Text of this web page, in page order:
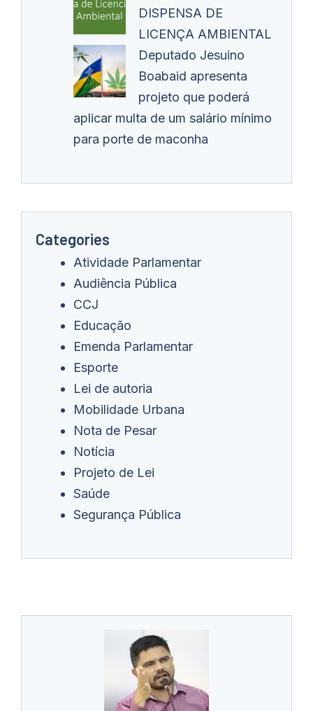
DISPENSA DE
LICENÇA AMBIENTAL
Deputado Jesuino
Boabaid apresenta
projeto que poderá
aplicar multa de um salário mínimo
para porte de maconha
Categories
Atividade Parlamentar
Audiência Pública
CCJ
Educação
Emenda Parlamentar
Esporte
Lei de autoria
Mobilidade Urbana
Nota de Pesar
Notícia
Projeto de Lei
Saúde
Segurança Pública